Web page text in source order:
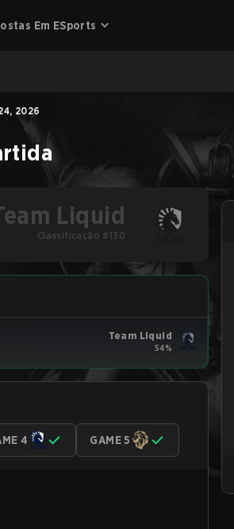
Em ESports
2026
Liquid
Classificação #130
Team Liquid
54%
4 GAME 5